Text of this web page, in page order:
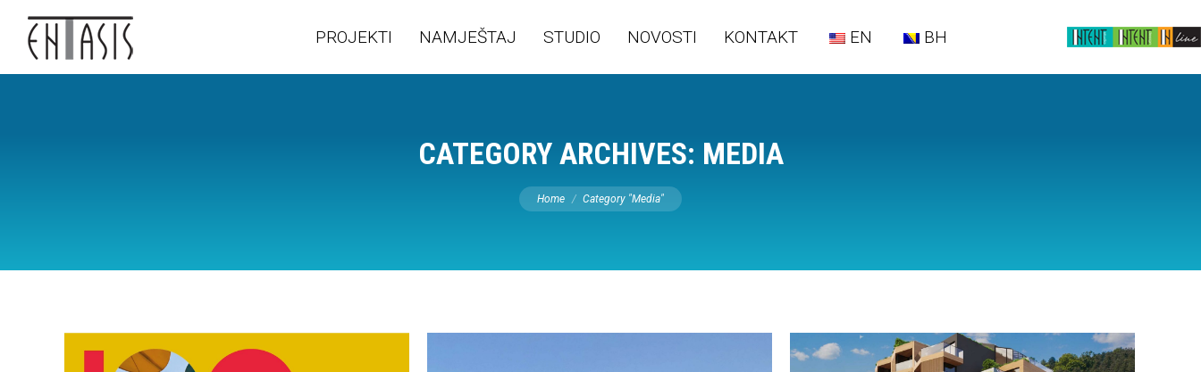
PROJEKTI NAMJEŠTAJ STUDIO NOVOSTI KONTAKT EN BH
CATEGORY ARCHIVES: MEDIA
You are here:
Home Category "Media"